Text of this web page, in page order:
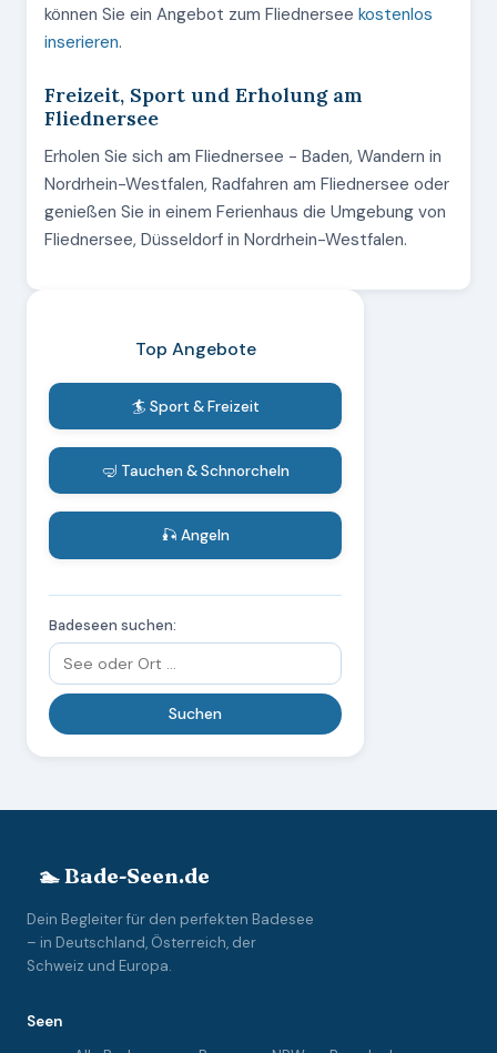
können Sie ein Angebot zum Fliednersee kostenlos
inserieren.
Freizeit, Sport und Erholung am
Fliednersee
Erholen Sie sich am Fliednersee - Baden, Wandern in
Nordrhein-Westfalen, Radfahren am Fliednersee oder
genießen Sie in einem Ferienhaus die Umgebung von
Fliednersee, Düsseldorf in Nordrhein-Westfalen.
Top Angebote
🏄 Sport & Freizeit
🤿 Tauchen & Schnorcheln
🎣 Angeln
Badeseen suchen:
🏊 Bade-Seen.de
Dein Begleiter für den perfekten Badesee
– in Deutschland, Österreich, der
Schweiz und Europa.
Seen